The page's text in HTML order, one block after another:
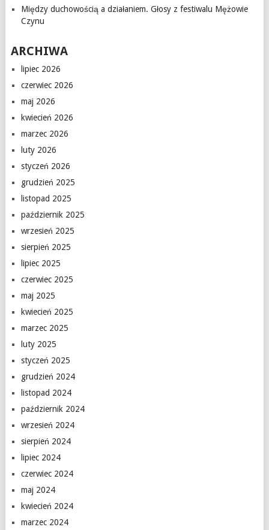
Między duchowością a działaniem. Głosy z festiwalu Mężowie
Czynu
ARCHIWA
lipiec 2026
czerwiec 2026
maj 2026
kwiecień 2026
marzec 2026
luty 2026
styczeń 2026
grudzień 2025
listopad 2025
październik 2025
wrzesień 2025
sierpień 2025
lipiec 2025
czerwiec 2025
maj 2025
kwiecień 2025
marzec 2025
luty 2025
styczeń 2025
grudzień 2024
listopad 2024
październik 2024
wrzesień 2024
sierpień 2024
lipiec 2024
czerwiec 2024
maj 2024
kwiecień 2024
marzec 2024